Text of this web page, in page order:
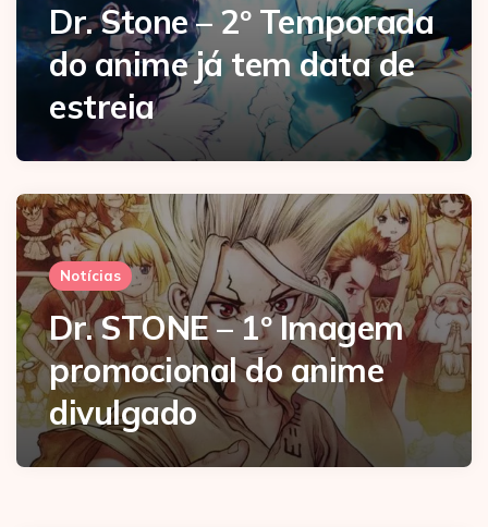
Dr. Stone – 2º Temporada
do anime já tem data de
estreia
Notícias
Dr. STONE – 1º Imagem
promocional do anime
divulgado